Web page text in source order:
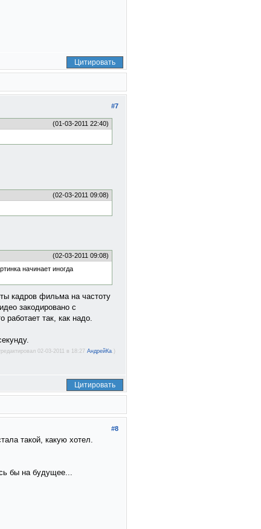
Цитировать
#7
(01-03-2011 22:40)
(02-03-2011 09:08)
(02-03-2011 09:08)
начинает иногда
кадров фильма на частоту
закодировано с
работает так, как надо.
02-03-2011 в 18:27 АндрейКа.)
Цитировать
#8
такой, какую хотел.
бы на будущее...